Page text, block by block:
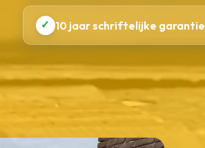
✓ 10 jaar schriftelijke garantie